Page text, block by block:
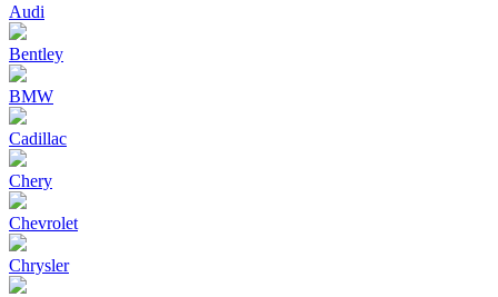
Audi
Bentley
BMW
Cadillac
Chery
Chevrolet
Chrysler